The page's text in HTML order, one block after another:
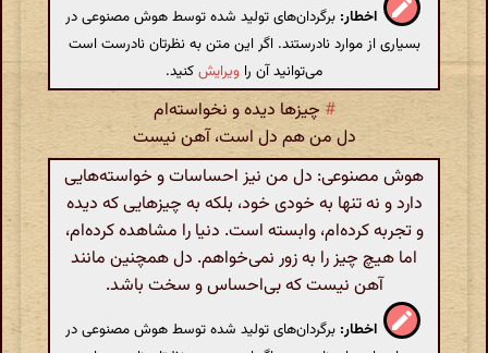
اخطار: برگردان‌های تولید شده توسط هوش مصنوعی در
بسیاری از موارد نادرستند. اگر این متن به نظرتان نادرست است
می‌توانید آن را ویرایشکنید.
#چیزها دیده و نخواسته‌ام
دل من هم دل است، آهن نیست
هوش مصنوعی: دل من نیز احساسات و خواسته‌هایی
دارد و نه تنها به خودی خود، بلکه به چیزهایی که دیده
و تجربه کرده‌ام، وابسته است. دنیا را مشاهده کرده‌ام،
اما هیچ چیز را به زور نمی‌خواهم. دل همچنین مانند
آهن نیست که بی‌احساس و سخت باشد.
اخطار: برگردان‌های تولید شده توسط هوش مصنوعی در